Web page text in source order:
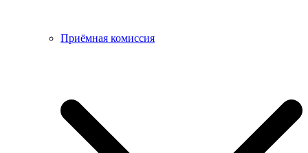
Приёмная комиссия